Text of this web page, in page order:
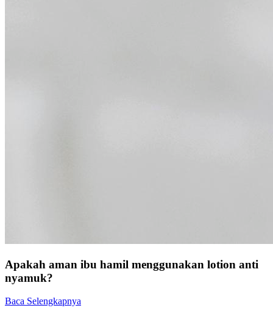
Apakah aman ibu hamil menggunakan lotion anti
nyamuk?
Baca Selengkapnya